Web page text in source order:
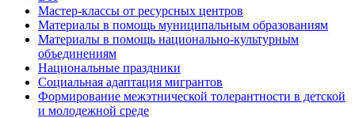
Мастер-классы от ресурсных центров
Материалы в помощь муниципальным образованиям
Материалы в помощь национально-культурным
объединениям
Национальные праздники
Социальная адаптация мигрантов
Формирование межэтнической толерантности в детской
и молодежной среде